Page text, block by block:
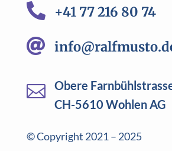
 +41 77 216 80 74


Obere
CH-5610 Wohlen AG
© Copyright 2021 – 2025